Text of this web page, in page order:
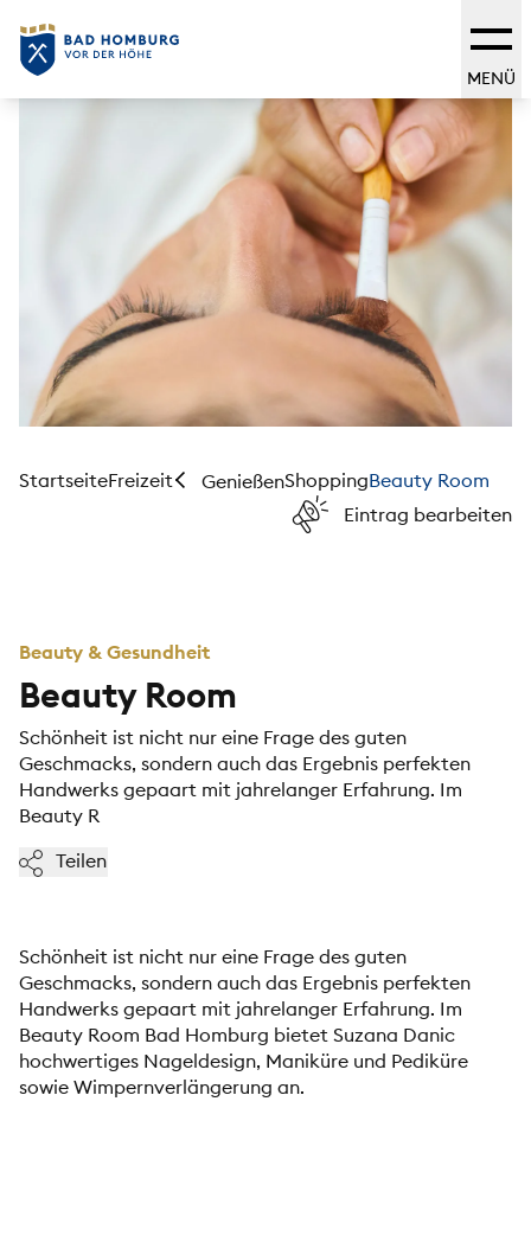
MENÜ
StartseiteFreizeit GenießenShoppingBeauty Room
Eintrag bearbeiten
Beauty & Gesundheit
Beauty Room
Schönheit ist nicht nur eine Frage des guten
Geschmacks, sondern auch das Ergebnis perfekten
Handwerks gepaart mit jahrelanger Erfahrung. Im
Beauty R
Teilen
Schönheit ist nicht nur eine Frage des guten
Geschmacks, sondern auch das Ergebnis perfekten
Handwerks gepaart mit jahrelanger Erfahrung. Im
Beauty Room Bad Homburg bietet Suzana Danic
hochwertiges Nageldesign, Maniküre und Pediküre
sowie Wimpernverlängerung an.